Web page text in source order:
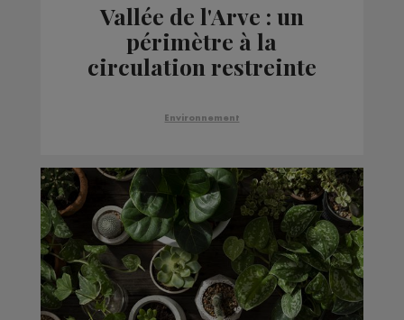
Vallée de l'Arve : un
périmètre à la
circulation restreinte
pollution de l'air
Environnement